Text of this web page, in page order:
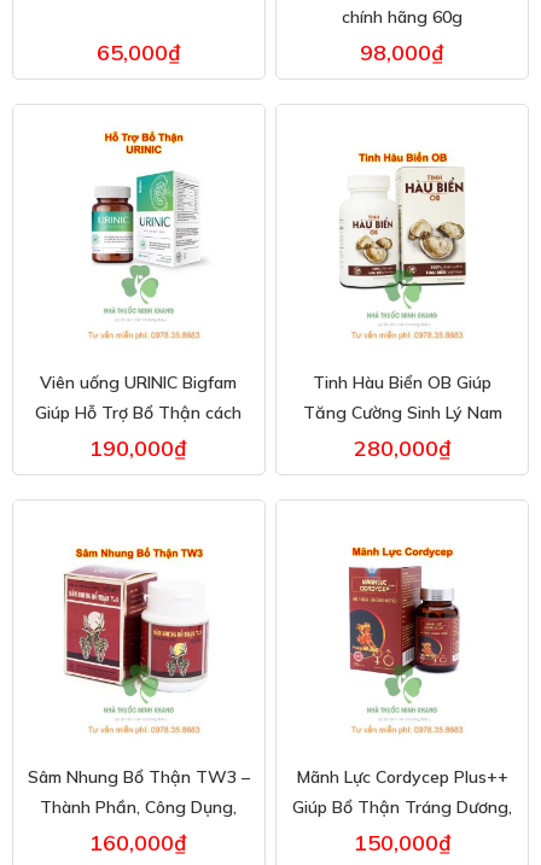
65,000₫
chính hãng 60g
98,000₫
Viên uống URINIC Bigfam
Giúp Hỗ Trợ Bổ Thận cách
dùng và công dụng
190,000₫
Tinh Hàu Biển OB Giúp
Tăng Cường Sinh Lý Nam
Công dụng cụ thể là gì
280,000₫
Sâm Nhung Bổ Thận TW3 –
Thành Phần, Công Dụng,
Giá Bán
160,000₫
Mãnh Lực Cordycep Plus++
Giúp Bổ Thận Tráng Dương,
Giảm Tê Bì Chân Tay
150,000₫